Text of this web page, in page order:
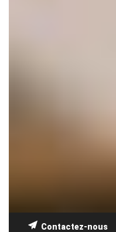
Contactez-nous